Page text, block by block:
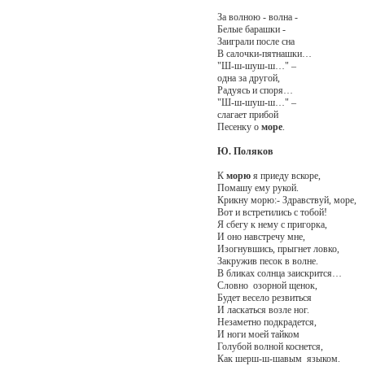
За волною - волна -
Белые барашки -
Заиграли после сна
В салочки-пятнашки…
"Ш-ш-шуш-ш…" –
одна за другой,
Радуясь и споря…
"Ш-ш-шуш-ш…" –
слагает прибой
Песенку оморе.
Ю. Поляков
Кморю я приеду вскоре,
Помашу ему рукой.
Крикну морю:- Здравствуй, море,
Вот и встретились с тобой!
Я сбегу к нему с пригорка,
И оно навстречу мне,
Изогнувшись, прыгнет ловко,
Закружив песок в волне.
В бликах солнца заискрится…
Словно озорной щенок,
Будет весело резвиться
И ласкаться возле ног.
Незаметно подкрадется,
И ноги моей тайком
Голубой волной коснется,
Как шерш-ш-шавым языком.